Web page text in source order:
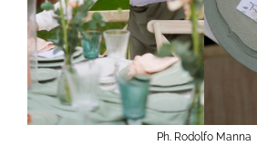
Ph. Rodolfo Manna